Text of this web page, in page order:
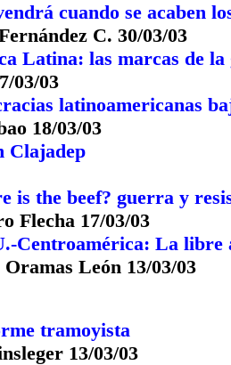
cuando se acaben
C. 30/03/03
Latina: las marcas de la
03/03
latinoamericanas
18/03/03
Clajadep
is the beef? guerra y
Flecha 17/03/03
Centroamérica: La libre
León 13/03/03
tramoyista
13/03/03